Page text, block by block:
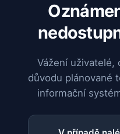
Vážení uživatelé,
důvodu plánované
informační